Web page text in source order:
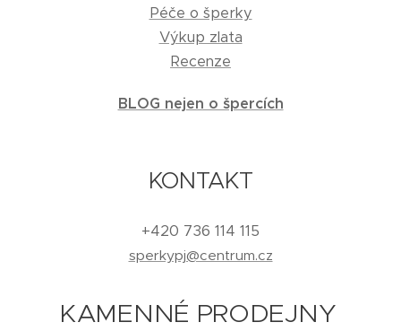
Péče o šperky
Výkup zlata
Recenze
BLOG nejen o špercích
KONTAKT
+420 736 114 115
sperkypj@centrum.cz
KAMENNÉ PRODEJNY